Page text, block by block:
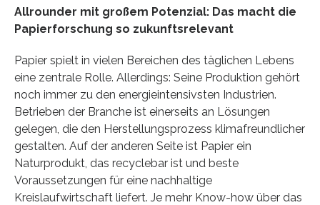
Allrounder mit großem Potenzial: Das macht die
Papierforschung so zukunftsrelevant
Papier spielt in vielen Bereichen des täglichen Lebens
eine zentrale Rolle. Allerdings: Seine Produktion gehört
noch immer zu den energieintensivsten Industrien.
Betrieben der Branche ist einerseits an Lösungen
gelegen, die den Herstellungsprozess klimafreundlicher
gestalten. Auf der anderen Seite ist Papier ein
Naturprodukt, das recyclebar ist und beste
Voraussetzungen für eine nachhaltige
Kreislaufwirtschaft liefert. Je mehr Know-how über das